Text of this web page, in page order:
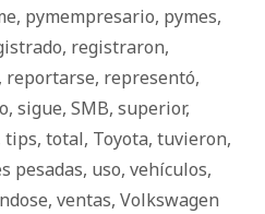
, pymempresario, pymes,
, registraron,
, reportarse, representó,
, sigue, SMB, superior,
tips, total, Toyota, tuvieron,
pesadas, uso, vehículos,
, ventas, Volkswagen